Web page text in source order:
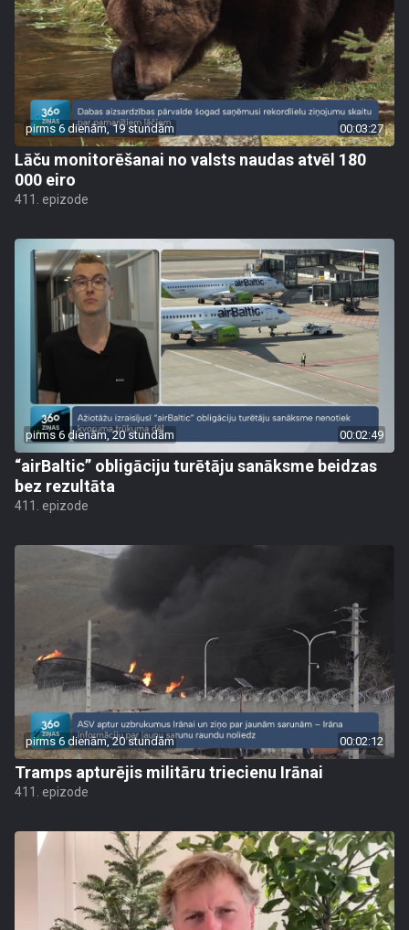
pirms 6 dienām, 19 stundām 00:03:27
Lāču monitorēšanai no valsts naudas atvēl 180
000 eiro
411. epizode
pirms 6 dienām, 20 stundām 00:02:49
“airBaltic” obligāciju turētāju sanāksme beidzas
bez rezultāta
411. epizode
pirms 6 dienām, 20 stundām 00:02:12
Tramps apturējis militāru triecienu Irānai
411. epizode